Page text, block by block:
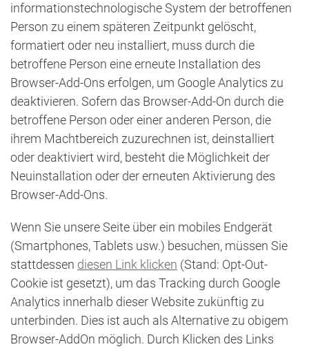
informationstechnologische System der betroffenen
Person zu einem späteren Zeitpunkt gelöscht,
formatiert oder neu installiert, muss durch die
betroffene Person eine erneute Installation des
Browser-Add-Ons erfolgen, um Google Analytics zu
deaktivieren. Sofern das Browser-Add-On durch die
betroffene Person oder einer anderen Person, die
ihrem Machtbereich zuzurechnen ist, deinstalliert
oder deaktiviert wird, besteht die Möglichkeit der
Neuinstallation oder der erneuten Aktivierung des
Browser-Add-Ons.
Wenn Sie unsere Seite über ein mobiles Endgerät
(Smartphones, Tablets usw.) besuchen, müssen Sie
stattdessen diesen Link klicken (Stand: Opt-Out-
Cookie ist gesetzt), um das Tracking durch Google
Analytics innerhalb dieser Website zukünftig zu
unterbinden. Dies ist auch als Alternative zu obigem
Browser-AddOn möglich. Durch Klicken des Links